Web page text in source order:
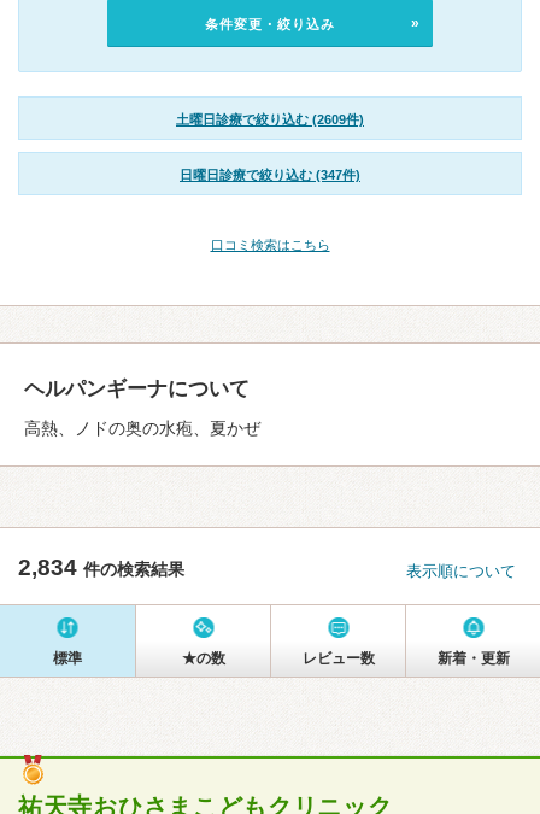
条件変更・絞り込み
土曜日診療で絞り込む (2609件)
日曜日診療で絞り込む (347件)
口コミ検索はこちら
ヘルパンギーナについて
高熱、ノドの奥の水疱、夏かぜ
2,834 件の検索結果 表示順について
標準 ★の数 レビュー数 新着・更新
祐天寺おひさまこどもクリニック